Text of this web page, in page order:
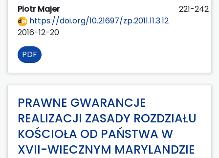
Piotr Majer
221-242
https://doi.org/10.21697/zp.2011.11.3.12
2016-12-20
PDF
PRAWNE GWARANCJE
REALIZACJI ZASADY ROZDZIAŁU
KOŚCIOŁA OD PAŃSTWA W
XVII-WIECZNYM MARYLANDZIE